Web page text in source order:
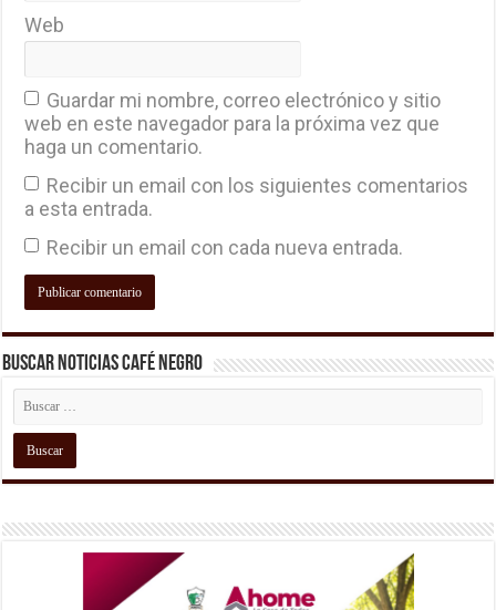
Web
Guardar mi nombre, correo electrónico y sitio
web en este navegador para la próxima vez que
haga un comentario.
Recibir un email con los siguientes comentarios
a esta entrada.
Recibir un email con cada nueva entrada.
Buscar Noticias Café Negro